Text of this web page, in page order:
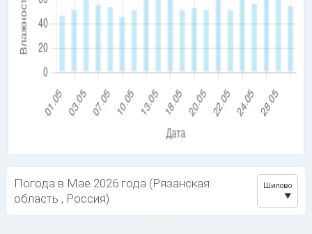
Погода в Мае 2026 года (Рязанская
область , Россия)
Шилово